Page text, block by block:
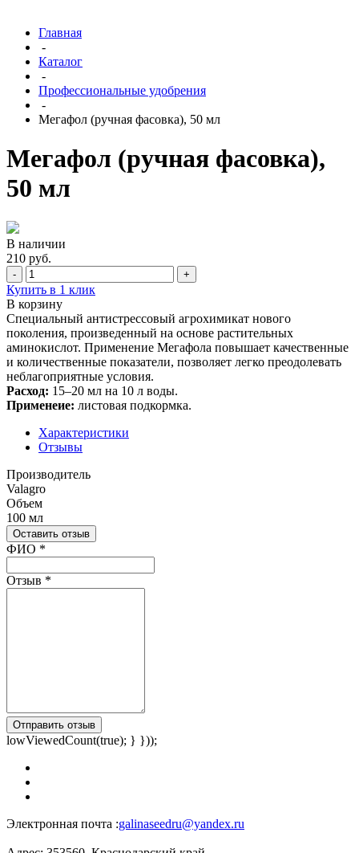
Главная
-
Каталог
-
Профессиональные удобрения
-
Мегафол (ручная фасовка), 50 мл
Мегафол (ручная фасовка),
50 мл
В наличии
210 руб.
- +
Купить в 1 клик
В корзину
Специальный антистрессовый агрохимикат нового
поколения, произведенный на основе растительных
аминокислот. Применение Мегафола повышает качественные
и количественные показатели, позволяет легко преодолевать
неблагоприятные условия.
Расход: 15–20 мл на 10 л воды.
Применеие: листовая подкормка.
Характеристики
Отзывы
Производитель
Valagro
Объем
100 мл
Оставить отзыв
Ваш отзыв был отправлен!
ФИО *
Отзыв *
Отправить отзыв
lowViewedCount(true); } }));
Электронная почта :galinaseedru@yandex.ru